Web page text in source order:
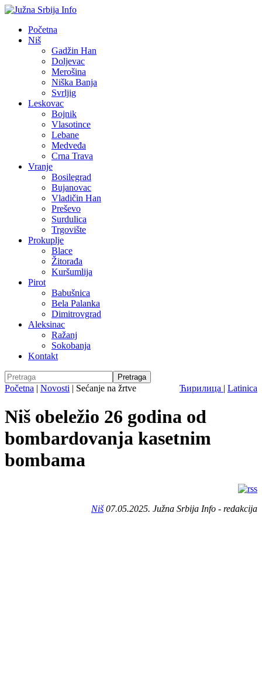
Početna
Niš
Gadžin Han
Doljevac
Merošina
Niška Banja
Svrljig
Leskovac
Bojnik
Vlasotince
Lebane
Medveđa
Crna Trava
Vranje
Bosilegrad
Bujanovac
Vladičin Han
Preševo
Surdulica
Trgovište
Prokuplje
Blace
Žitorađa
Kuršumlija
Pirot
Babušnica
Bela Palanka
Dimitrovgrad
Aleksinac
Ražanj
Sokobanja
Kontakt
Ћирилица | Latinica
Početna | Novosti | Sećanje na žrtve
Niš obeležio 26 godina od
bombardovanja kasetnim
bombama
Niš07.05.2025. Južna Srbija Info - redakcija